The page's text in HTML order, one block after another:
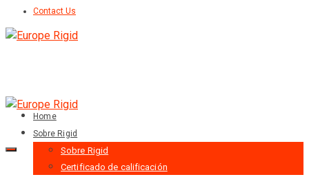
Contact Us
Home
Sobre Rigid
Sobre Rigid
Certificado de calificación